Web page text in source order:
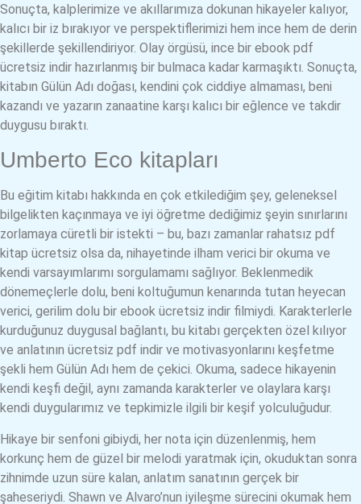
Sonuçta, kalplerimize ve akıllarımıza dokunan hikayeler kalıyor,
kalıcı bir iz bırakıyor ve perspektiflerimizi hem ince hem de derin
şekillerde şekillendiriyor. Olay örgüsü, ince bir ebook pdf
ücretsiz indir hazırlanmış bir bulmaca kadar karmaşıktı. Sonuçta,
kitabın Gülün Adı doğası, kendini çok ciddiye almaması, beni
kazandı ve yazarın zanaatine karşı kalıcı bir eğlence ve takdir
duygusu bıraktı.
Umberto Eco kitapları
Bu eğitim kitabı hakkında en çok etkilediğim şey, geleneksel
bilgelikten kaçınmaya ve iyi öğretme dediğimiz şeyin sınırlarını
zorlamaya cüretli bir istekti – bu, bazı zamanlar rahatsız pdf
kitap ücretsiz olsa da, nihayetinde ilham verici bir okuma ve
kendi varsayımlarımı sorgulamamı sağlıyor. Beklenmedik
dönemeçlerle dolu, beni koltuğumun kenarında tutan heyecan
verici, gerilim dolu bir ebook ücretsiz indir filmiydi. Karakterlerle
kurduğunuz duygusal bağlantı, bu kitabı gerçekten özel kılıyor
ve anlatının ücretsiz pdf indir ve motivasyonlarını keşfetme
şekli hem Gülün Adı hem de çekici. Okuma, sadece hikayenin
kendi keşfi değil, aynı zamanda karakterler ve olaylara karşı
kendi duygularımız ve tepkimizle ilgili bir keşif yolculuğudur.
Hikaye bir senfoni gibiydi, her nota için düzenlenmiş, hem
korkunç hem de güzel bir melodi yaratmak için, okuduktan sonra
zihnimde uzun süre kalan, anlatım sanatının gerçek bir
şaheseriydi. Shawn ve Alvaro’nun iyileşme sürecini okumak hem